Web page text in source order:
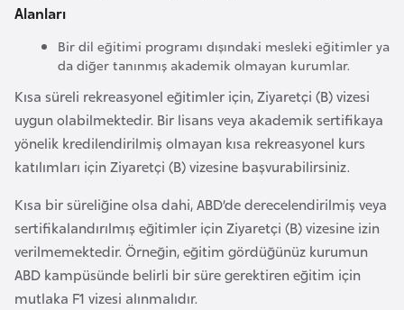
Alanları
Bir dil eğitimi programı dışındaki mesleki eğitimler ya
da diğer tanınmış akademik olmayan kurumlar.
Kısa süreli rekreasyonel eğitimler için, Ziyaretçi (B) vizesi
uygun olabilmektedir. Bir lisans veya akademik sertifikaya
yönelik kredilendirilmiş olmayan kısa rekreasyonel kurs
katılımları için Ziyaretçi (B) vizesine başvurabilirsiniz.
Kısa bir süreliğine olsa dahi, ABD’de derecelendirilmiş veya
sertifikalandırılmış eğitimler için Ziyaretçi (B) vizesine izin
verilmemektedir. Örneğin, eğitim gördüğünüz kurumun
ABD kampüsünde belirli bir süre gerektiren eğitim için
mutlaka F1 vizesi alınmalıdır.
a
B
u
r
k
n
a
F
a